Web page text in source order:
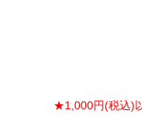
★1,000円(税込)